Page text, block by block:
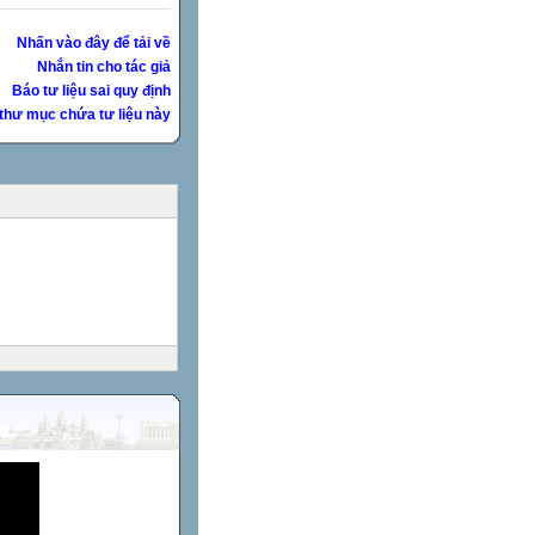
Nhấn vào đây để tải về
Nhắn tin cho tác giả
Báo tư liệu sai quy định
mục chứa tư liệu này